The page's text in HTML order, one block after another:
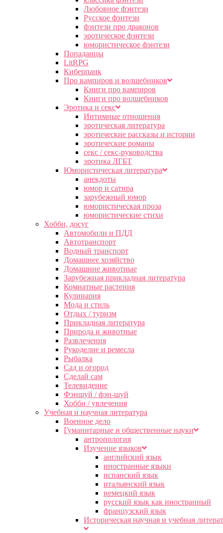
Любовное фэнтези
Русское фэнтези
фэнтези про драконов
эротическое фэнтези
юмористическое фэнтези
Попаданцы
LitRPG
Киберпанк
Про вампиров и волшебников
Книги про вампиров
Книги про волшебников
Эротика и секс
Интимные отношения
эротическая литература
эротические рассказы и истории
эротические романы
секс / секс-руководства
эротика ЛГБТ
Юмористическая литература
анекдоты
юмор и сатира
зарубежный юмор
юмористическая проза
юмористические стихи
Хобби, досуг
Автомобили и ПДД
Автотранспорт
Водный транспорт
Домашнее хозяйство
Домашние животные
Зарубежная прикладная литература
Комнатные растения
Кулинария
Мода и стиль
Отдых / туризм
Прикладная литература
Природа и животные
Развлечения
Рукоделие и ремесла
Рыбалка
Сад и огород
Сделай сам
Телевидение
Фэншуй / фэн-шуй
Хобби / увлечения
Учебная и научная литература
Военное дело
Гуманитарные и общественные науки
антропология
Изучение языков
английский язык
иностранные языки
испанский язык
итальянский язык
немецкий язык
русский язык как иностранный
французский язык
Историческая научная и учебная